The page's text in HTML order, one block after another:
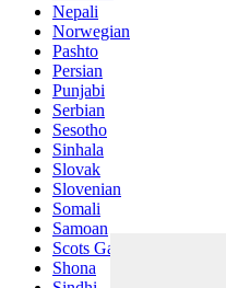
Nepali
Norwegian
Pashto
Persian
Punjabi
Serbian
Sesotho
Sinhala
Slovak
Slovenian
Somali
Samoan
Scots Gaelic
Shona